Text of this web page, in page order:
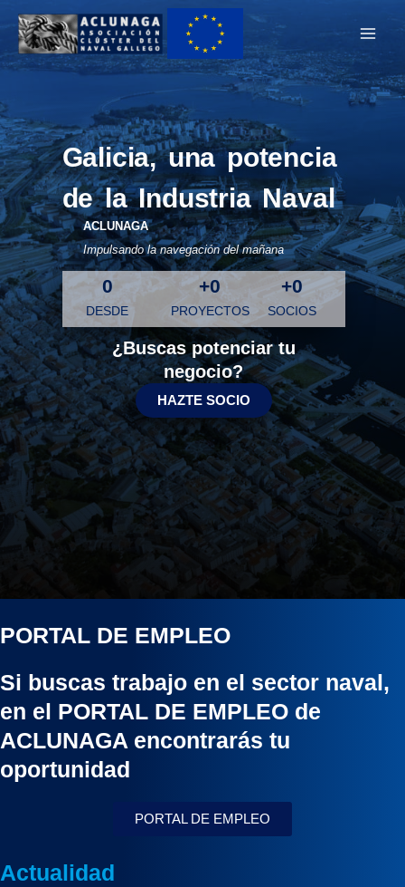
al
contenido
Galicia, una potencia
de la Industria Naval
ACLUNAGA
Impulsando la navegación del mañana
DESDE
0
PROYECTOS
+0
SOCIOS
+0
¿Buscas potenciar tu
negocio?
HAZTE SOCIO
PORTAL DE EMPLEO
Si buscas trabajo en el sector naval,
en el PORTAL DE EMPLEO de
ACLUNAGA encontrarás tu
oportunidad
PORTAL DE EMPLEO
Actualidad